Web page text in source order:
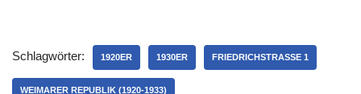
Schlagwörter: 1920ER 1930ER FRIEDRICHSTRASSE 1
WEIMARER REPUBLIK (1920-1933)